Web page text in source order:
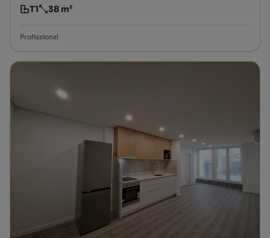
Tipologia
T1
Preço por metro quadrado
38 m²
Profissional